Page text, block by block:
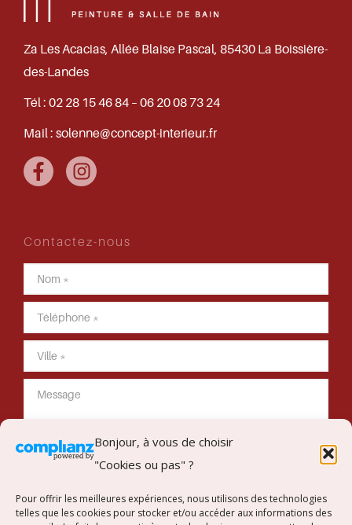
Bonjour, à vous de choisir
"Cookies ou pas" ?
Pour offrir les meilleures expériences, nous utilisons des technologies
telles que les cookies pour stocker et/ou accéder aux informations des
Za Les Acacias, Allée Blaise Pascal, 85430 La Boissière-
des-Landes
Tél : 02 28 15 46 84 – 06 20 08 73 24
Mail : solenne@concept-interieur.fr
Contactez-nous
Envoyer mon message